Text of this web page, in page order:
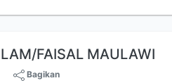
FAISAL MAULAWI
Bagikan